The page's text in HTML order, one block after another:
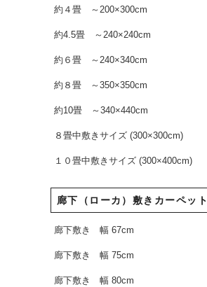
約４畳 ～200×300cm
約4.5畳 ～240×240cm
約６畳 ～240×340cm
約８畳 ～350×350cm
約10畳 ～340×440cm
８畳中敷きサイズ (300×300cm)
１０畳中敷きサイズ (300×400cm)
廊下（ローカ）敷きカーペット
廊下敷き 幅 67cm
廊下敷き 幅 75cm
廊下敷き 幅 80cm